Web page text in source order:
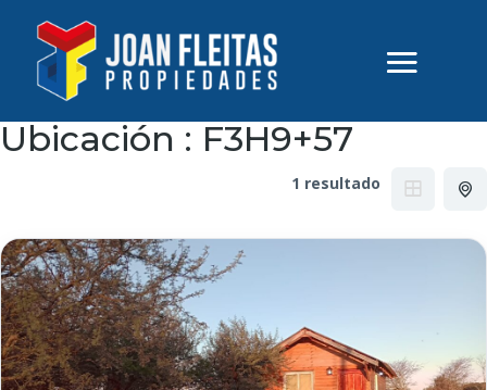
Ubicación : F3H9+57
1 resultado